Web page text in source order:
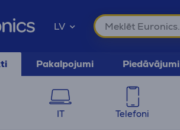
LV
Pakalpojumi Piedāvājumi
IT Telefoni